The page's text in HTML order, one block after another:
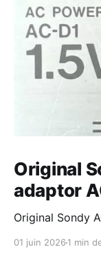
Original
adaptor
Original Sondy
01 juin 2026 1 min